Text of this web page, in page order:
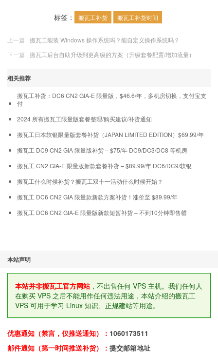
标签： 搬瓦工补货 搬瓦工补货时间
上一篇
搬瓦工能装 Windows 操作系统吗？能自定义操作系统吗？
下一篇
搬瓦工后台自助升级到更高级的方案（升级套餐配置/增加流量）
相关推荐
搬瓦工补货：DC6 CN2 GIA-E 限量版，$46.6/年，多机房切换，支付宝支
付
2024 所有搬瓦工限量版套餐整理/购买建议/补货通知
搬瓦工日本软银限量版套餐补货（JAPAN LIMITED EDITION）$69.99/年
搬瓦工 DC9 CN2 GIA 限量版补货 – $75/年 DC9/DC3/DC8 等机房
搬瓦工 CN2 GIA-E 限量版新款套餐补货 – $89.99/年 DC6/DC9/软银
搬瓦工什么时候补货？搬瓦工双十一活动什么时候开始？
搬瓦工 DC6 CN2 GIA 限量款新款方案补货！涨价至 $89.99/年
搬瓦工 DC6 CN2 GIA-E 限量版新款短暂补货 – 不到10分钟即售罄
本站声明
本站并非搬瓦工官方网站，不出售任何 VPS 主机。我们任何人
在购买 VPS 之后不能用作任何违法用途，本站介绍的搬瓦工
VPS 可用于学习 Linux 知识、正规建站等用途。
优惠通知（禁言，仅推送通知）： 1060173511
邮件通知（第一时间推送补货）： 提交邮箱地址